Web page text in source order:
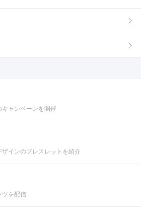
ャンペーンを開催
インのブレスレットを紹介
ツを配信